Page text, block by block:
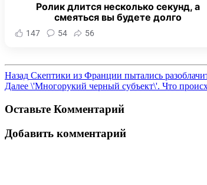
Ролик длится несколько секунд, а
смеяться вы будете долго
147 54 56
Назад Скептики из Франции пытались
Далее \'Многорукий черный субъект\'. Что
Оставьте Комментарий
Добавить комментарий